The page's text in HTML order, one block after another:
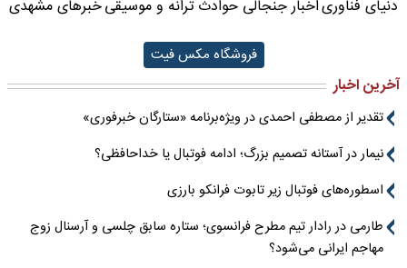
دنیای فناوریاخبار جنجالی حوادثترانه و موسیقیخبرهای مشهدی
فروشگاه مکس فیت
آخرین اخبار
تقدیر از مصطفی احمدی در ویژه‌برنامه «ستارگان خبرفوری»
نیمار در آستانه تصمیم بزرگ؛ ادامه فوتبال یا خداحافظی؟
اسطوره‌های فوتبال زیر تابوت فرانکو بارزی
طارمی در رادار تیم مطرح فرانسوی؛ ستاره سابق چلسی و آرسنال زوج
مهاجم ایرانی می‌شود؟